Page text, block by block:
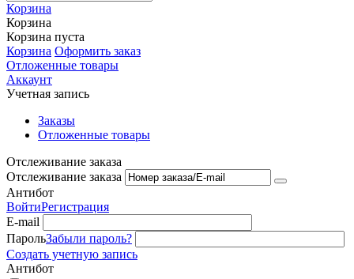
Корзина
Корзина
Корзина пуста
Корзина Оформить заказ
Отложенные товары
Аккаунт
Учетная запись
Заказы
Отложенные товары
Отслеживание заказа
Отслеживание заказа
Антибот
ВойтиРегистрация
E-mail
ПарольЗабыли пароль?
Создать учетную запись
Антибот